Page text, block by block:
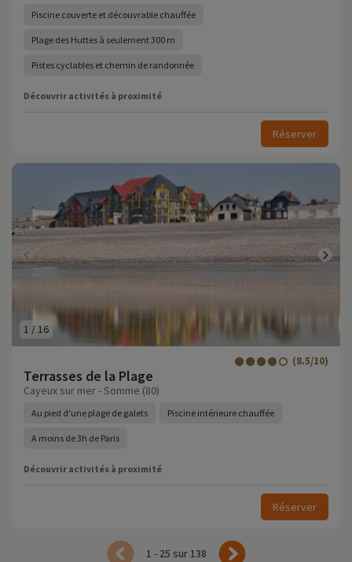
Piscine couverte et découvrable chauffée
Plage des Huttes à seulement 300 m
Pistes cyclables et chemin de randonnée
Découvrir activités à proximité
Réserver
1 /16
Terrasses de la Plage
(8.5/10)
Cayeux sur mer - Somme (80)
Au pied d'une plage de galets Piscine intérieure chauffée
A moins de 3h de Paris
Découvrir activités à proximité
Réserver
1 - 25 sur 138